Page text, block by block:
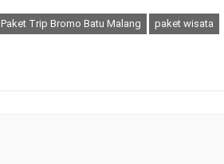
Paket Trip Bromo Batu Malang
paket wisata